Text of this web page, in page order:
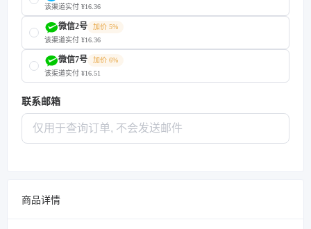
该渠道实付 ¥16.36
微信2号
加价 5%
该渠道实付 ¥16.36
微信7号
加价 6%
该渠道实付 ¥16.51
联系邮箱
商品详情